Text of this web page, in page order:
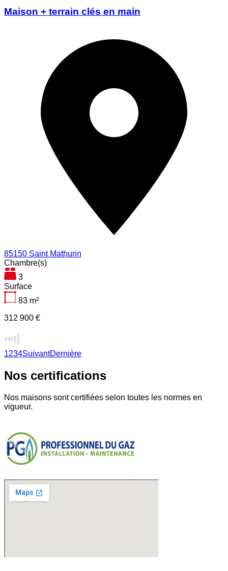
Maison + terrain clés en main
85150 Saint Mathurin
Chambre(s)
3
Surface
83 m²
312 900 €
1234SuivantDernière
Nos certifications
Nos maisons sont certifiées selon toutes les normes en
vigueur.